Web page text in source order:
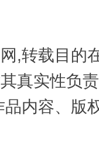
,转载目的
真实性负
内容、版